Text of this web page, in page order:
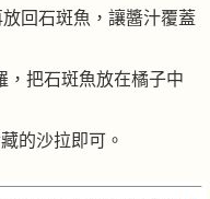
回石斑魚，讓醬汁覆蓋
，把石斑魚放在橘子中
的沙拉即可。